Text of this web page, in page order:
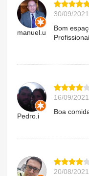
manuel.u
30/09/
Bom
Pedro.i
16/09/
Boa comida
20/08/